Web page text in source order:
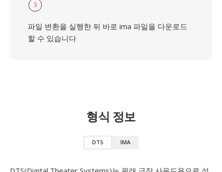
3
파일 변환을 실행한 뒤 바로 ima 파일을 다운로드
할 수 있습니다
형식 정보
DTS IMA